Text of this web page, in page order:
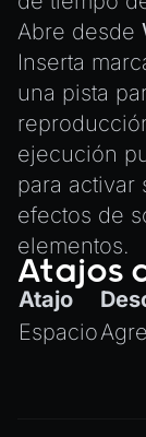
Abre desde
Inserta
una pista
ejecución
para activar
efectos de
elementos.
Atajos
Atajo
Espacio